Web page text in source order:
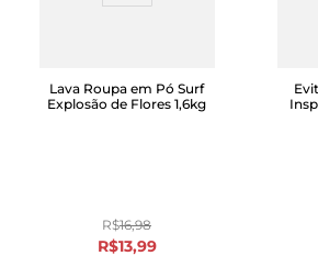
Lava Roupa em Pó Surf
Explosão de Flores 1,6kg
R$16,98
R$13,99